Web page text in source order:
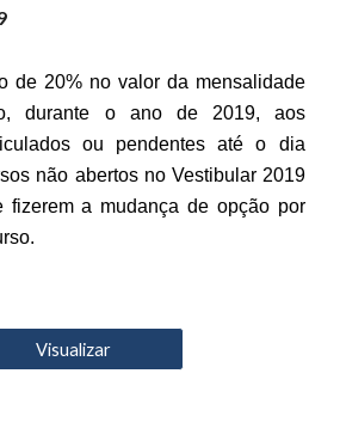
de 20% no valor da mensalidade
durante o ano de 2019, aos
ou pendentes até o dia
não abertos no Vestibular 2019
fizerem a mudança de opção por
Visualizar